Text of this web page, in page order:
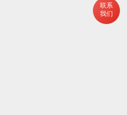
联系
我们